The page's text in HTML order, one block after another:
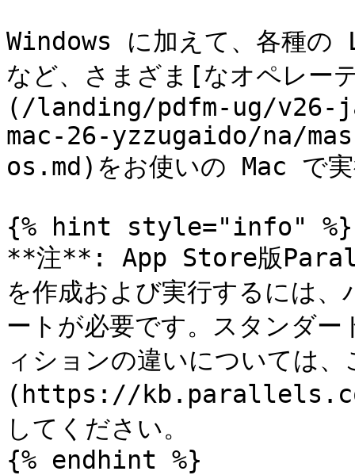
Windows に加えて、各種
など、さまざま[なオペレー
(/landing/pdfm-ug/
mac-26-yzzugaido/na/
os.md)をお使いの Mac で
{% hint style="info" %}
**注**: App Store版
を作成および実行するには
ートが必要です。スタンダ
ィションの違いについては
(https://
してください。
{% endhint %}